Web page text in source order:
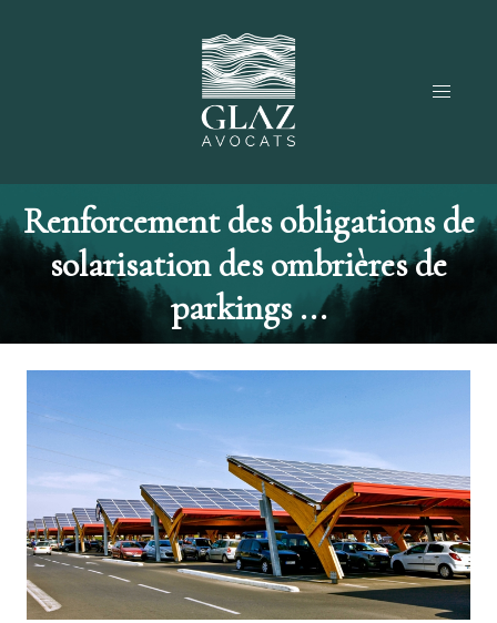
Renforcement des obligations de
solarisation des ombrières de
parkings ...